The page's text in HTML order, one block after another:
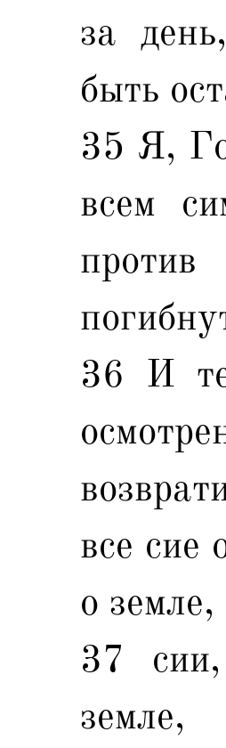
за
быть
35 Я,
всем
36 И
все сие
о земле,
37